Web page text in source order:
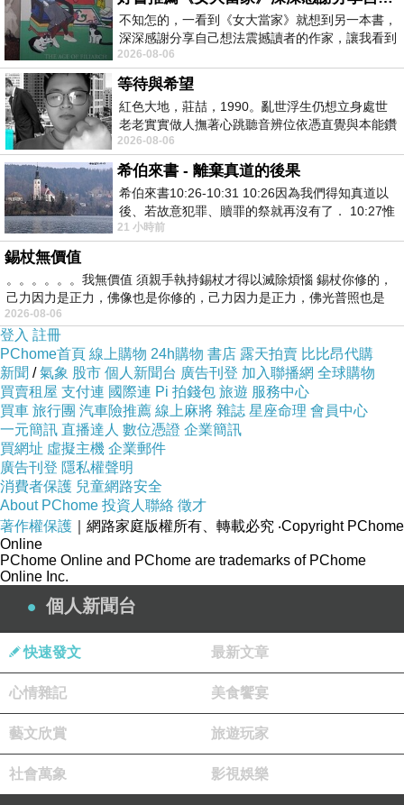
清大物理系退休教授閻愛德也分享，
李教授是台灣理論高能物理學的先驅之一，
「李怡嚴老師以校為家，他對清華的熱愛、
對物理的執著，值得我們欽佩」。
根據校方規畫，李怡嚴捐款中的五千八百萬元
將成立「李怡嚴教授薪火相傳基金」，
協助三年內的新進教授採購儀器設備與資料庫、
設立實驗室，同時也提供不分領域的新進教授獎
勵。
一千五百萬元撥給物理系，用於學術交流與人才
培育。
另一千萬元捐贈清華出版社，
成立出版基金協助人文社會、藝術、
教育領域的老師出版著作。
此外，李怡嚴也將幾百張黑膠收藏捐贈清華圖書
館，
並捐二百萬元協助圖書館改善視聽館藏空間。
註:這才是最有意義的人生.
上一篇：美好人生關鍵在良好人際關係
不知怎的，一看到《女大當家》就想到另一本書，
深深感謝分享自己想法震撼讀者的作家，讓我看到
不同樣貌的家庭！ 《女大
2026-08-06
等待與希望
紅色大地，莊喆，1990。亂世浮生仍想立身處世
老老實實做人撫著心跳聽音辨位依憑直覺與本能鑽
向裂隙的亮處探索另一個心聲另一個共鳴的
2026-08-06
希伯來書 - 離棄真道的後果
希伯來書10:26-10:31 10:26因為我們得知真道以
後、若故意犯罪、贖罪的祭就再沒有了． 10:27惟
有戰懼等候審判和那燒滅眾敵人的烈火
21 小時前
錫杖無價值
。。。。。。我無價值 須親手執持錫杖才得以滅除煩惱 錫杖你修的，
己力因力是正力，佛像也是你修的，己力因力是正力，佛光普照也是
2026-08-06
登入 註冊
PChome首頁 線上購物 24h購物 書店 露天拍賣 比比昂代購
新聞 /氣象 股市 個人新聞台 廣告刊登 加入聯播網 全球購物
買賣租屋 支付連 國際連 Pi 拍錢包 旅遊 服務中心
買車 旅行團 汽車險推薦 線上麻將 雜誌 星座命理 會員中心
一元簡訊 直播達人 數位憑證 企業簡訊
買網址 虛擬主機 企業郵件
廣告刊登 隱私權聲明
消費者保護 兒童網路安全
About PChome 投資人聯絡 徵才
著作權保護 ｜網路家庭版權所有、轉載必究 ‧Copyright PChome
Online
PChome Online and PChome are trademarks of PChome
Online Inc.
個人新聞台
快速發文 最新文章
心情雜記 美食饗宴
藝文欣賞 旅遊玩家
社會萬象 影視娛樂